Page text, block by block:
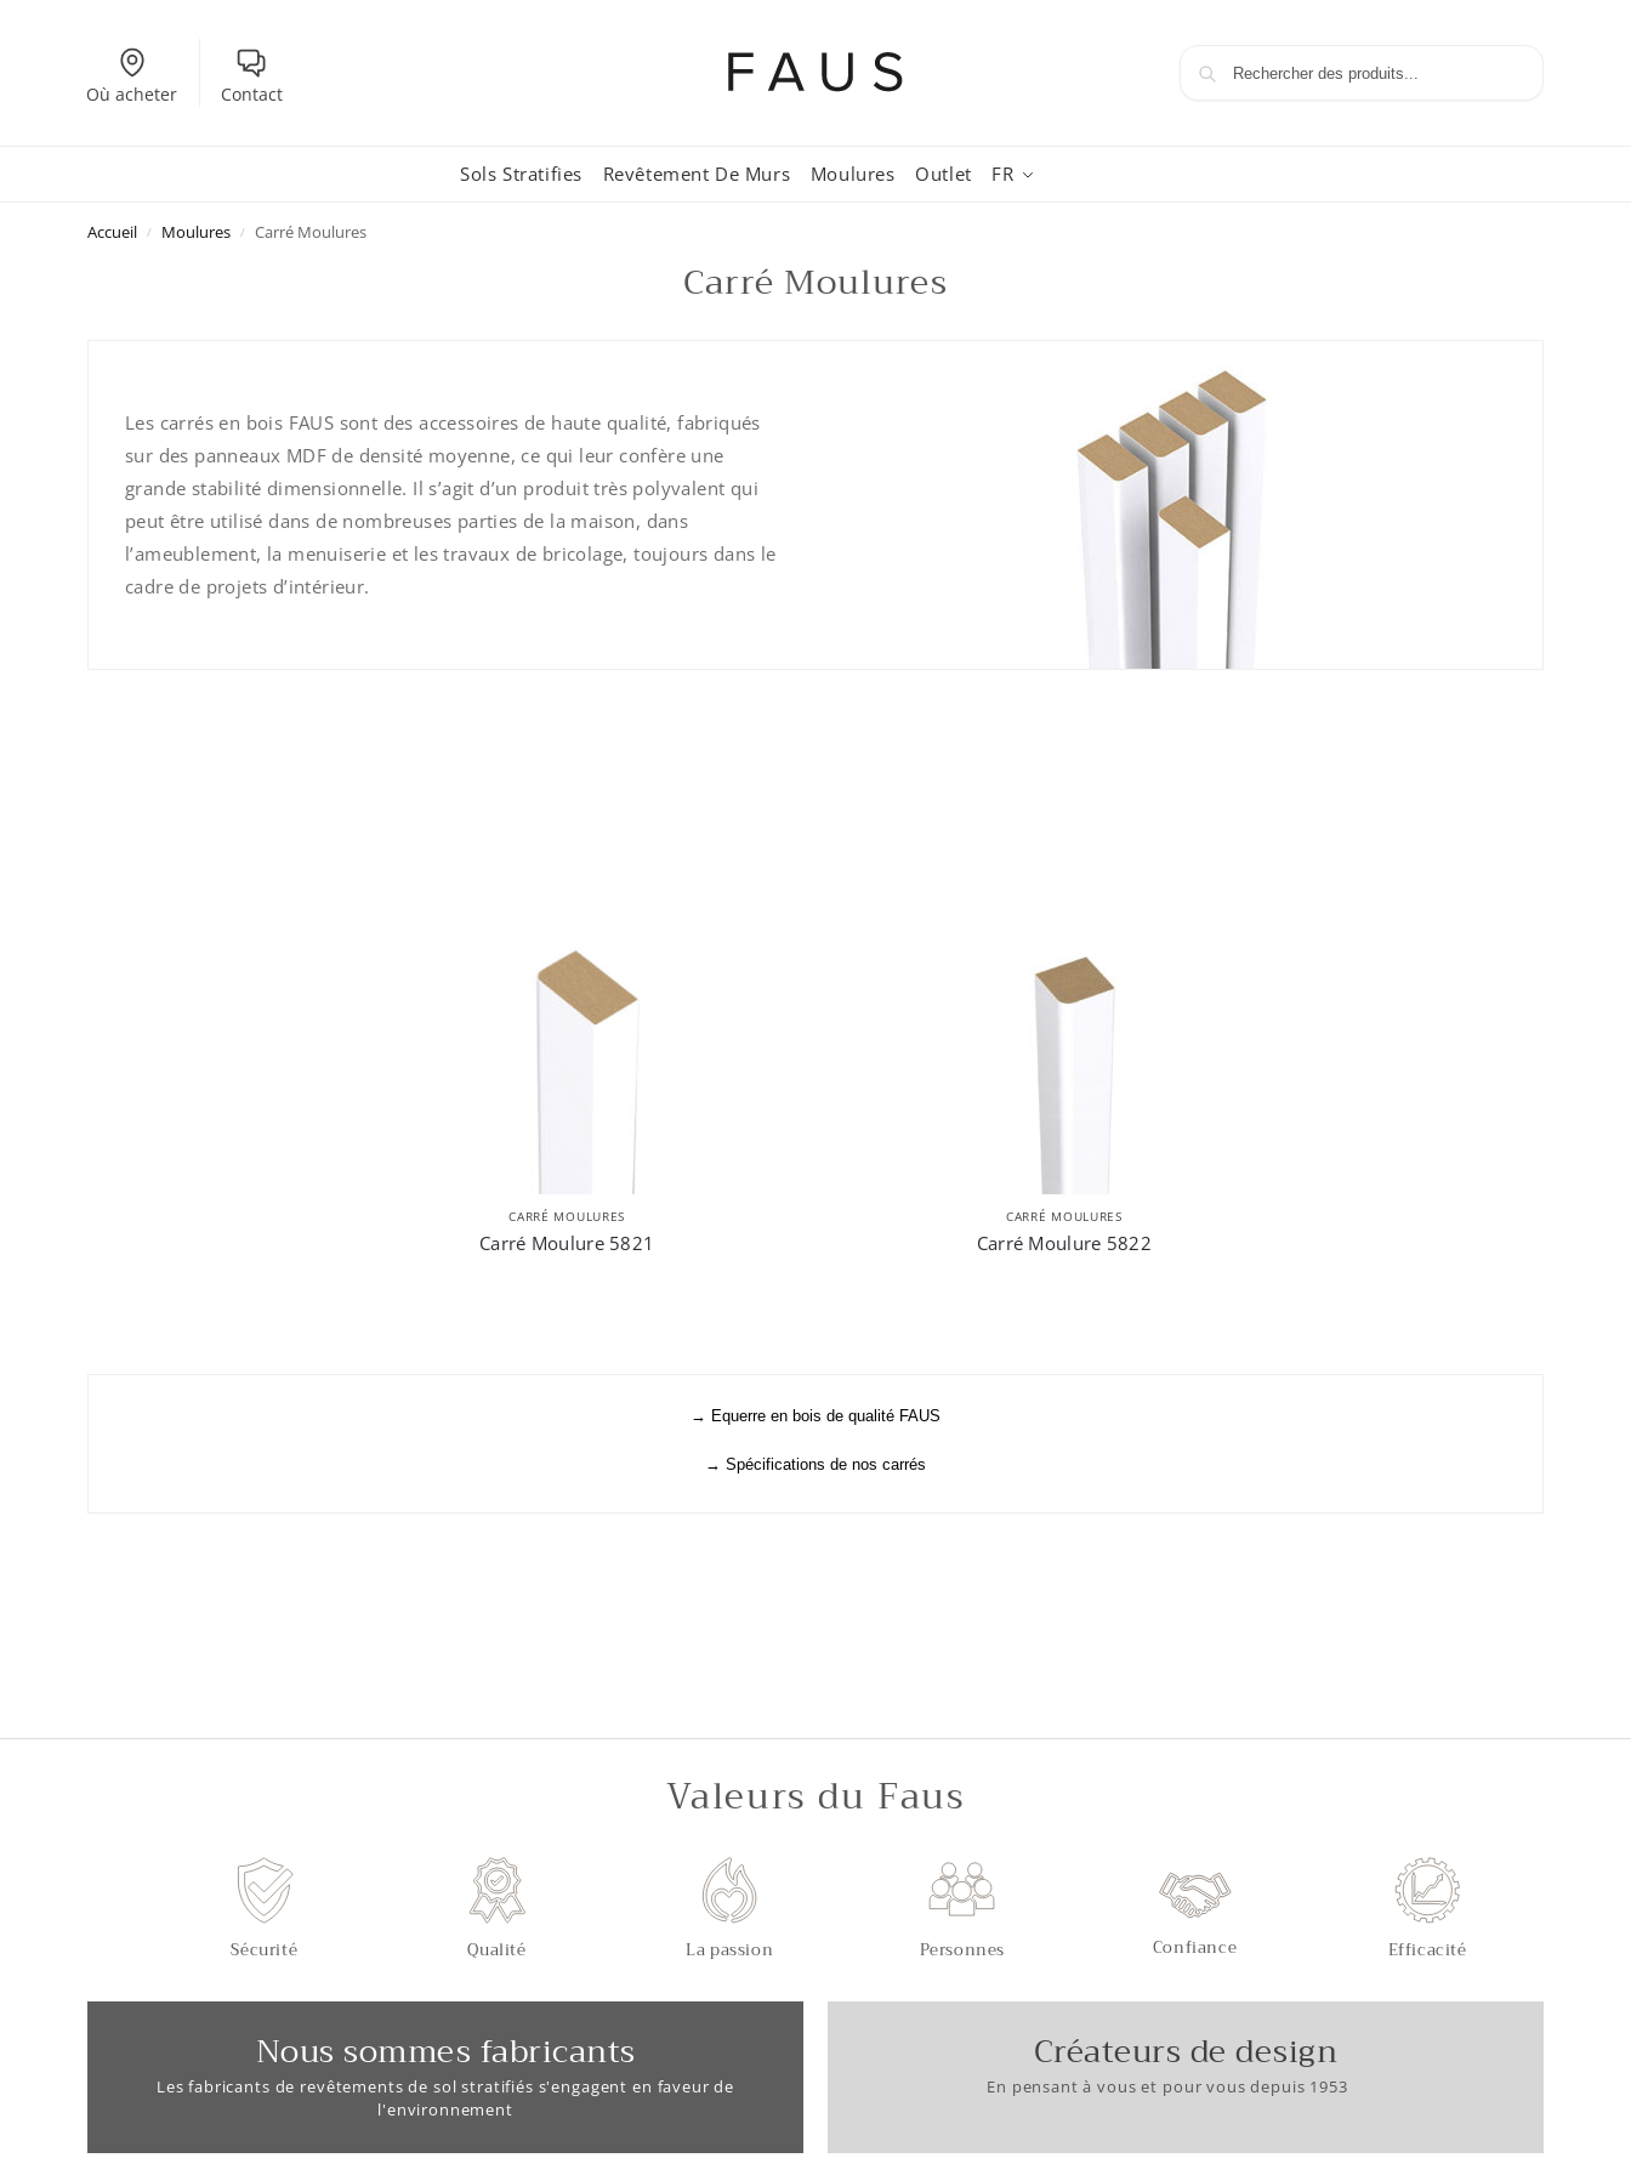
Où acheter Contact
Sols Stratifies Revêtement De Murs Moulures Outlet FR
Accueil / Moulures / Carré Moulures
Carré Moulures
Les carrés en bois FAUS sont des accessoires de haute qualité, fabriqués
sur des panneaux MDF de densité moyenne, ce qui leur confère une
grande stabilité dimensionnelle. Il s’agit d’un produit très polyvalent qui
peut être utilisé dans de nombreuses parties de la maison, dans
l’ameublement, la menuiserie et les travaux de bricolage, toujours dans le
cadre de projets d’intérieur.
CARRÉ MOULURES
Carré Moulure 5821
CARRÉ MOULURES
Carré Moulure 5822
→ Equerre en bois de qualité FAUS
→ Spécifications de nos carrés
Valeurs du Faus
Sécurité Qualité La passion Personnes Confiance Efficacité
Nous sommes fabricants
Les fabricants de revêtements de sol stratifiés s'engagent en faveur de
l'environnement
Créateurs de design
En pensant à vous et pour vous depuis 1953